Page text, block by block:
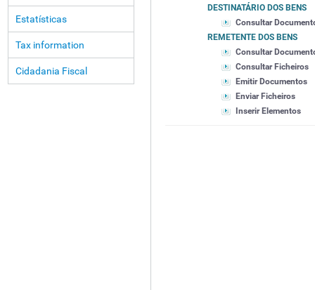
Estatísticas
Tax information
Cidadania Fiscal
DESTINATÁRIO DOS BENS
Consultar
REMETENTE DOS BENS
Consultar
Consultar Ficheiros
Emitir Documentos
Enviar Ficheiros
Inserir Elementos